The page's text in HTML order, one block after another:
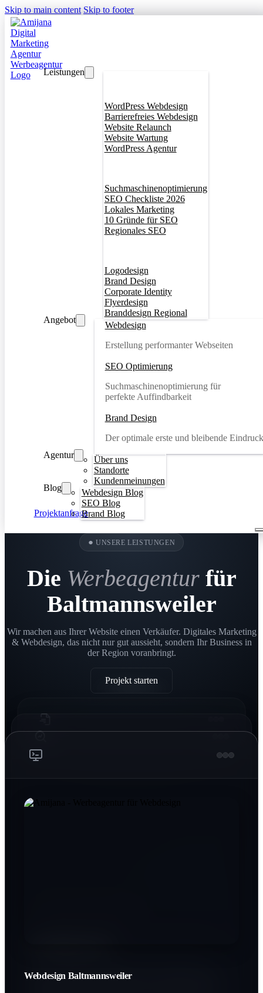
Skip to main content Skip to footer
Leistungen
WordPress Webdesign
Barrierefreies Webdesign
Website Relaunch
Website Wartung
WordPress Agentur
Suchmaschinenoptimierung
SEO Checkliste 2026
Lokales Marketing
10 Gründe für SEO
Regionales SEO
Logodesign
Brand Design
Corporate Identity
Flyerdesign
Branddesign Regional
Angebot
Webdesign
Erstellung performanter Webseiten
SEO Optimierung
Suchmaschinenoptimierung für
perfekte Auffindbarkeit
Brand Design
Der optimale erste und bleibende Eindruck
Agentur
Über uns
Standorte
Kundenmeinungen
Blog
Webdesign Blog
SEO Blog
Brand Blog
Projektanfrage
● UNSERE LEISTUNGEN
Die Werbeagenturfür
Baltmannsweiler
Wir machen aus Ihrer Website einen Verkäufer. Digitales Marketing
& Webdesign, das nicht nur gut aussieht, sondern Ihr Business in
der Region voranbringt.
Projekt starten
Webdesign Baltmannsweiler
Wer bei Google nicht gefunden wird, existiert für den
Qualität, die man buchstäblich in den Händen halten